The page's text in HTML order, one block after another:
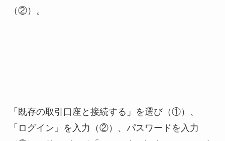
（②）。
「既存の取引口座と接続する」を選び（①）、
「ログイン」を入力（②）、パスワードを入力